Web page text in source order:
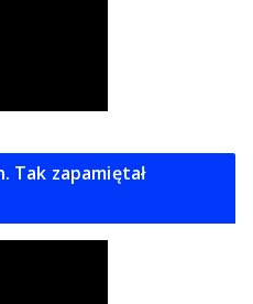
Tak zapamiętał